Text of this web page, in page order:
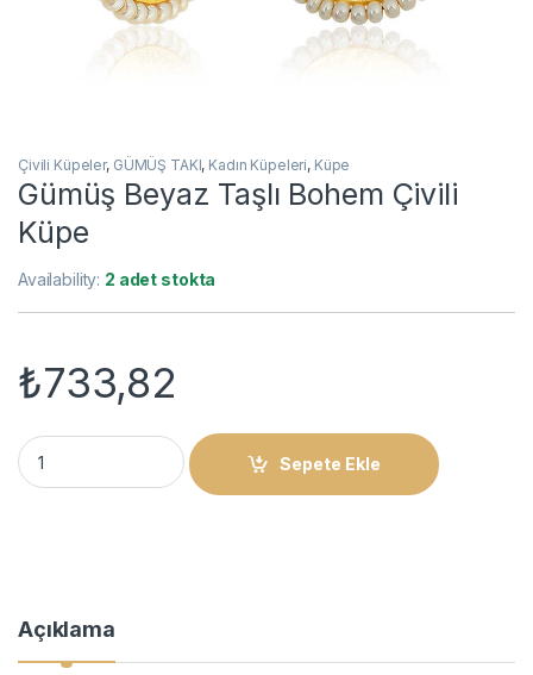
Çivili Küpeler, GÜMÜŞ TAKI, Kadın Küpeleri, Küpe
​Gümüş Beyaz Taşlı Bohem Çivili
Küpe
Availability: 2 adet stokta
₺733,82
​Gümüş Beyaz Taşlı Bohem Çivili Küpe quantity
Sepete Ekle
Açıklama